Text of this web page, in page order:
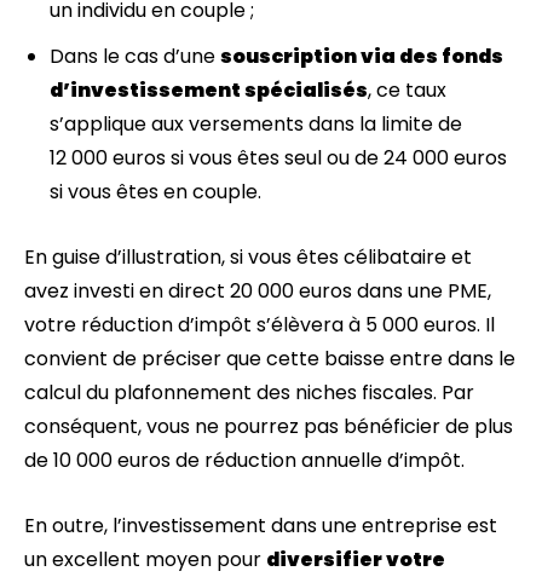
un individu en couple ;
Dans le cas d’unesouscription via des fonds
d’investissement spécialisés, ce taux
s’applique aux versements dans la limite de
12 000 euros si vous êtes seul ou de 24 000 euros
si vous êtes en couple.
En guise d’illustration, si vous êtes célibataire et
avez investi en direct 20 000 euros dans une PME,
votre réduction d’impôt s’élèvera à 5 000 euros. Il
convient de préciser que cette baisse entre dans le
calcul du plafonnement des niches fiscales. Par
conséquent, vous ne pourrez pas bénéficier de plus
de 10 000 euros de réduction annuelle d’impôt.
En outre, l’investissement dans une entreprise est
un excellent moyen pour diversifier votre